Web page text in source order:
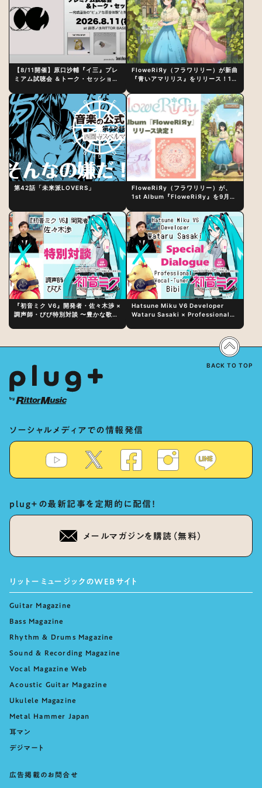
【8/11開催】原口沙輔『イ三』プレ
ミアム試聴会 ＆トーク・セッション
制作秘話
FloweRiЯy（フラワリリー）が新曲
『青いアマリリス』をリリース！1st
第42話「未来派LOVERS」
FloweRiЯy（フラワリリー）が、
1st Album『FloweRiЯy』を9月23
『初音ミク V6』開発者・佐々木渉 ×
調声師・びび特別対談 〜豊かな歌声
Hatsune Miku V6 Developer
Wataru Sasaki × Professional
Vocal Expression Lies in “Love
for the singing characters” and
ソーシャルメディアでの情報発信
plug+の最新記事を定期的に配信！
メールマガジンを購読（無料）
リットーミュージックのWEBサイト
Guitar Magazine
Bass Magazine
Rhythm & Drums Magazine
Sound & Recording Magazine
Vocal Magazine Web
Acoustic Guitar Magazine
Ukulele Magazine
Metal Hammer Japan
耳マン
デジマート
広告掲載のお問合せ
BACK TO TOP